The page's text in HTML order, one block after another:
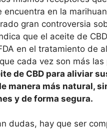
encuentra en la
gran controversia
que el aceite de
en el tratamiento de
cada vez son más las
de CBD para aliviar
manera más natural,
y de forma segura.
dudas, hay que ser